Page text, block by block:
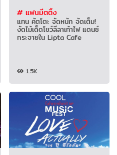
# แฟนมีตติ้ง
แทน คัตโตะ จัดหนัก จัดเต็ม!
งัดไม้เด็ดโชว์ลีลาเท้าไฟ แดนซ์
กระจายใน Lipta Cafe
1.5K